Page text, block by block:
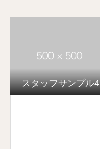
スタッフサンプル4